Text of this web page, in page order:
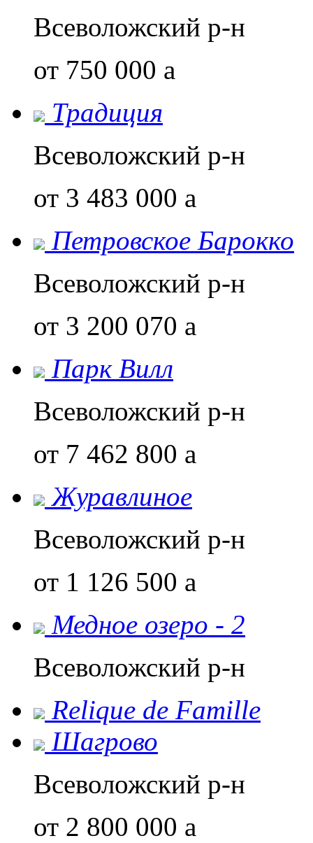
Всеволожский р-н
от 750 000 a
Традиция
Всеволожский р-н
от 3 483 000 a
Петровское Барокко
Всеволожский р-н
от 3 200 070 a
Парк Вилл
Всеволожский р-н
от 7 462 800 a
Журавлиное
Всеволожский р-н
от 1 126 500 a
Медное озеро - 2
Всеволожский р-н
Relique de Famillе
Шагрово
Всеволожский р-н
от 2 800 000 a